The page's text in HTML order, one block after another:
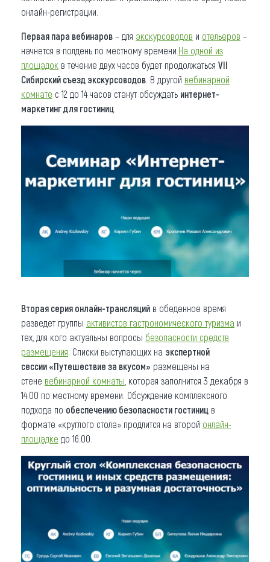
онлайн-регистрации.
Первая пара вебинаров – для экскурсоводов и отельеров –
начнется в полдень по местному времени. На одной из
площадок в течение двух часов будет продолжаться VII
Сибирский съезд экскурсоводов . В другой вебинарной
комнате с 12 до 14 часов станут обсуждать интернет-
маркетинг для гостиниц
Вторая серия онлайн-трансляций в обеденное время
разведет группы активистов гастрономического туризма и
тех, для кого актуальны вопросы безопасности средств
размещения . Списки выступающих на экспертной
сессии «Путешествие за вкусом» размещены на
стене вебинарной комнаты , которая заполнится 3 декабря в
14.00 по местному времени. Обсуждение комплексного
подхода по обеспечению безопасности гостиниц в
формате «круглого стола» продлится на второй онлайн-
площадке до 16.00.